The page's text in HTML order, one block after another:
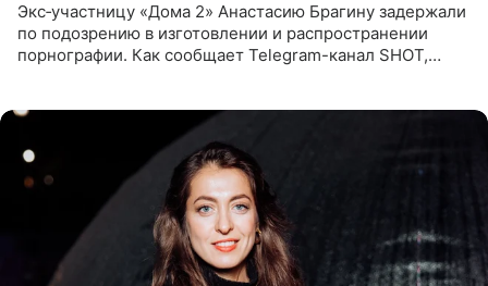
Экс‑участницу «Дома 2» Анастасию Брагину задержали
по подозрению в изготовлении и распространении
порнографии. Как сообщает Telegram-канал SHOT,